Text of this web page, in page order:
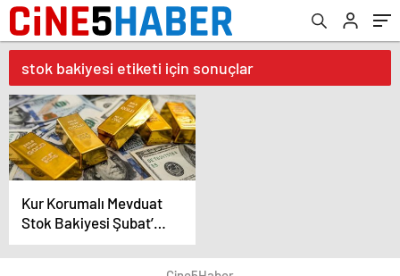
stok bakiyesi etiketi için sonuçlar
Kur Korumalı Mevduat
Stok Bakiyesi Şubat’ta
4,7 Milyar Dolar Düştü